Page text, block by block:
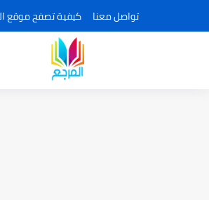
تواصل معنا كيفية تصفح موقع